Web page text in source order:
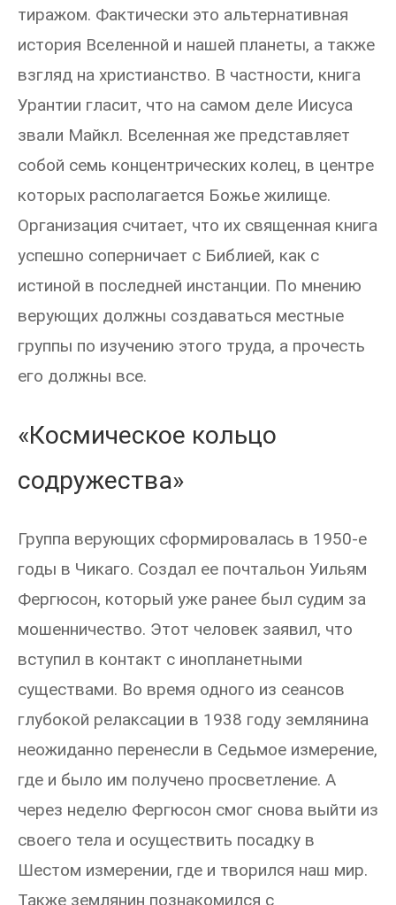
тиражом. Фактически это альтернативная
история Вселенной и нашей планеты, а также
взгляд на христианство. В частности, книга
Урантии гласит, что на самом деле Иисуса
звали Майкл. Вселенная же представляет
собой семь концентрических колец, в центре
которых располагается Божье жилище.
Организация считает, что их священная книга
успешно соперничает с Библией, как с
истиной в последней инстанции. По мнению
верующих должны создаваться местные
группы по изучению этого труда, а прочесть
его должны все.
«Космическое кольцо
содружества»
Группа верующих сформировалась в 1950-е
годы в Чикаго. Создал ее почтальон Уильям
Фергюсон, который уже ранее был судим за
мошенничество. Этот человек заявил, что
вступил в контакт с инопланетными
существами. Во время одного из сеансов
глубокой релаксации в 1938 году землянина
неожиданно перенесли в Седьмое измерение,
где и было им получено просветление. А
через неделю Фергюсон смог снова выйти из
своего тела и осуществить посадку в
Шестом измерении, где и творился наш мир.
Также землянин познакомился с